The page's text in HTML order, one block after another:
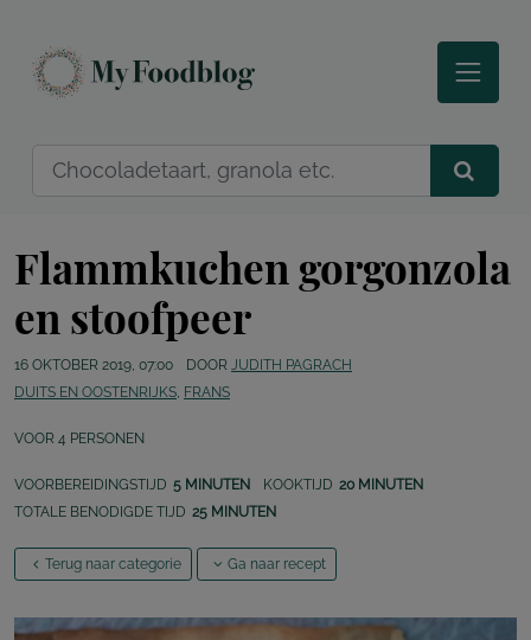
Flammkuchen gorgonzola
en stoofpeer
16 OKTOBER 2019, 07:00 DOOR JUDITH PAGRACH
DUITS EN OOSTENRIJKS, FRANS
VOOR 4 PERSONEN
VOORBEREIDINGSTIJD 5 MINUTEN KOOKTIJD 20 MINUTEN
TOTALE BENODIGDE TIJD 25 MINUTEN
Terug naar categorie Ga naar recept